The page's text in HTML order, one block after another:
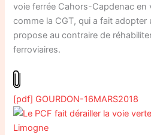
voie ferrée Cahors-Capdenac en
comme la CGT, qui a fait
propose au contraire de
ferroviaires.
[pdf] GOURDON-16MARS2018